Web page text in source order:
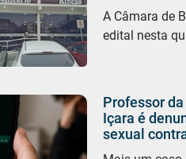
A Câmara de
edital nesta
Professor
Içara é
sexual